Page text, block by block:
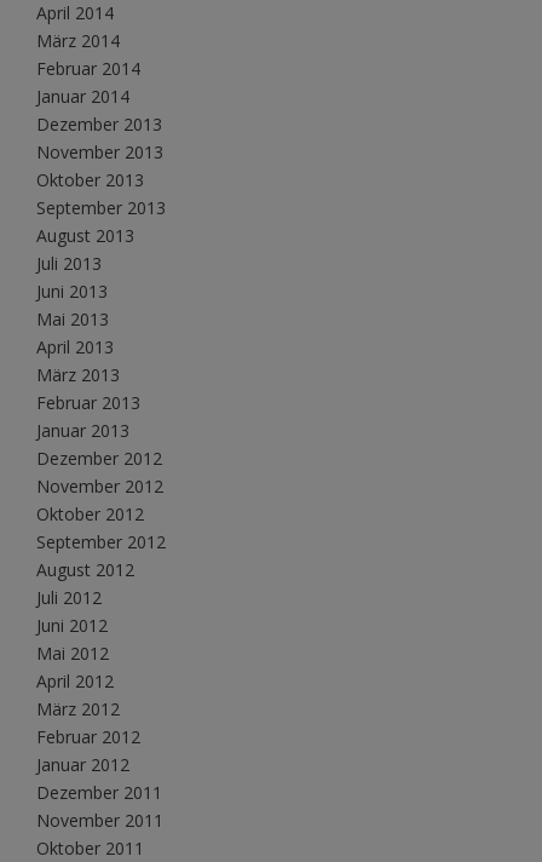
April 2014
März 2014
Februar 2014
Januar 2014
Dezember 2013
November 2013
Oktober 2013
September 2013
August 2013
Juli 2013
Juni 2013
Mai 2013
April 2013
März 2013
Februar 2013
Januar 2013
Dezember 2012
November 2012
Oktober 2012
September 2012
August 2012
Juli 2012
Juni 2012
Mai 2012
April 2012
März 2012
Februar 2012
Januar 2012
Dezember 2011
November 2011
Oktober 2011